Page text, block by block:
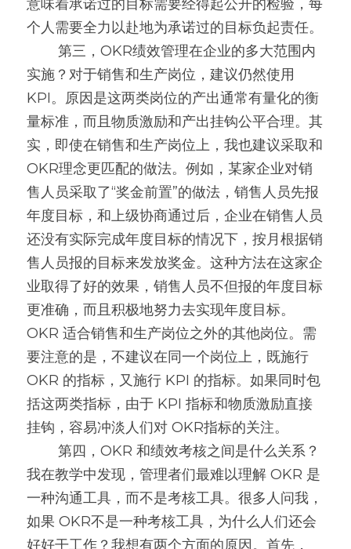
意味着承诺过的目标需要经得起公开的检验，每
个人需要全力以赴地为承诺过的目标负起责任。
实施？对于销售和生产岗位，建议仍然使用
KPI。原因是这两类岗位的产出通常有量化的衡
量标准，而且物质激励和产出挂钩公平合理。其
实，即使在销售和生产岗位上，我也建议采取和
OKR理念更匹配的做法。例如，某家企业对销
售人员采取了“奖金前置”的做法，销售人员先报
年度目标，和上级协商通过后，企业在销售人员
还没有实际完成年度目标的情况下，按月根据销
售人员报的目标来发放奖金。这种方法在这家企
业取得了好的效果，销售人员不但报的年度目标
更准确，而且积极地努力去实现年度目标。
OKR 适合销售和生产岗位之外的其他岗位。需
要注意的是，不建议在同一个岗位上，既施行
OKR 的指标，又施行 KPI 的指标。如果同时包
括这两类指标，由于 KPI 指标和物质激励直接
挂钩，容易冲淡人们对 OKR指标的关注。
我在教学中发现，管理者们最难以理解 OKR 是
一种沟通工具，而不是考核工具。很多人问我，
如果 OKR不是一种考核工具，为什么人们还会
好好干工作？我想有两个方面的原因。首先，